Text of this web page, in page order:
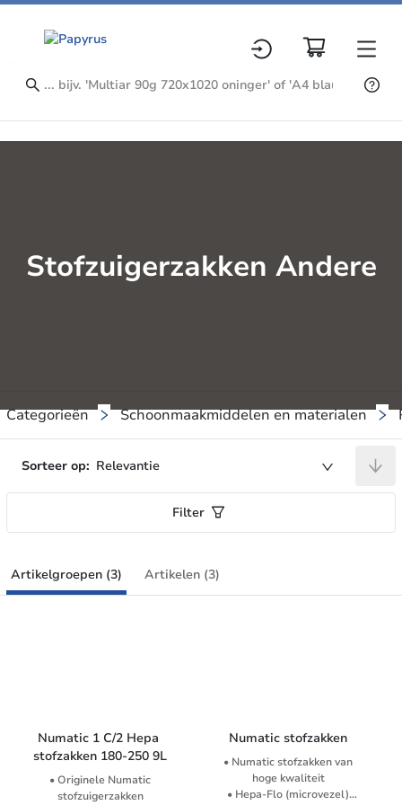
Stofzuigerzakken Andere
Categorieën Schoonmaakmiddelen en materialen
Sorteer op: Relevantie
Filter
Artikelgroepen (3) Artikelen (3)
Numatic 1 C/2 Hepa
stofzakken 180-250 9L
• Originele Numatic
stofzuigerzakken
Numatic stofzakken
• Numatic stofzakken van
hoge kwaliteit
• Hepa-Flo (microvezel)